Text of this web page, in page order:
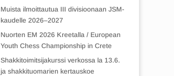
Muista ilmoittautua III divisioonaan JSM-
kaudelle 2026–2027
Nuorten EM 2026 Kreetalla / European
Youth Chess Championship in Crete
Shakkitoimitsijakurssi verkossa la 13.6.
ja shakkituomarien kertauskoe